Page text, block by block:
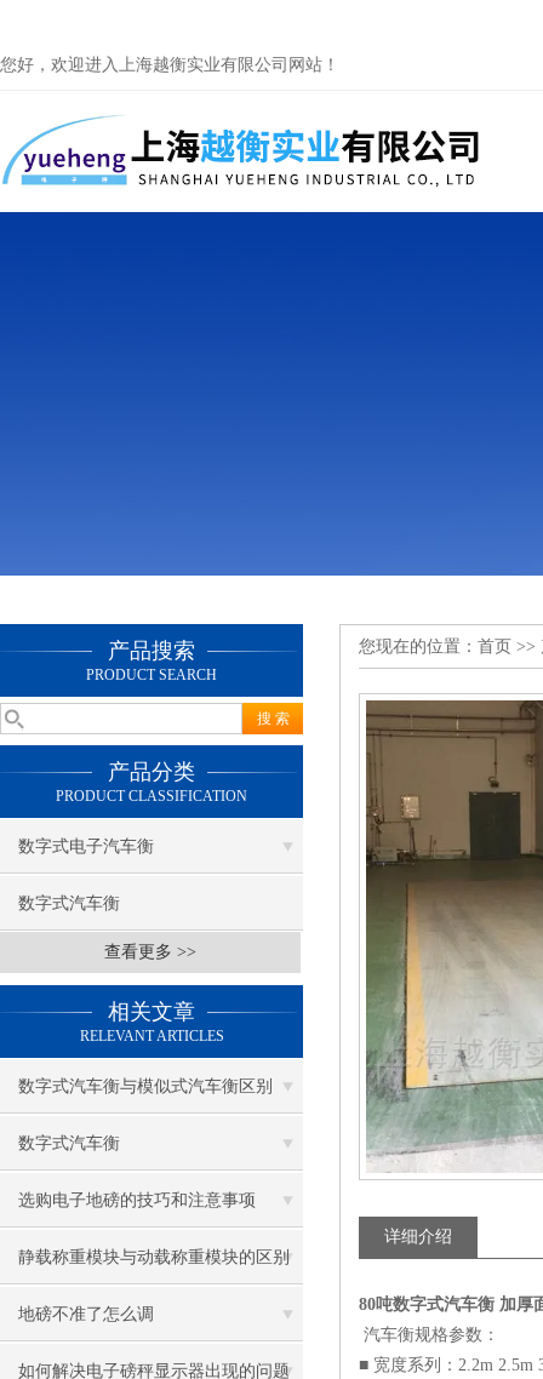
您好，欢迎进入上海越衡实业有限公司网站！
产品搜索
PRODUCT SEARCH
产品分类
PRODUCT CLASSIFICATION
数字式电子汽车衡
数字式汽车衡
查看更多 >>
相关文章
RELEVANT ARTICLES
数字式汽车衡与模似式汽车衡区别
数字式汽车衡
选购电子地磅的技巧和注意事项
静载称重模块与动载称重模块的区别
地磅不准了怎么调
如何解决电子磅秤显示器出现的问题
您现在的位置： 首页 >>
详细介绍
80吨数字式汽车衡 加厚
汽车衡规格参数：
■ 宽度系列：2.2m 2.5m